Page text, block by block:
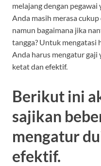
melajang dengan
Anda masih merasa
namun bagaimana jika
tangga? Untuk mengatasi
Anda harus mengatur gaji
ketat dan efektif.
Berikut ini
sajikan
mengatur
efektif.